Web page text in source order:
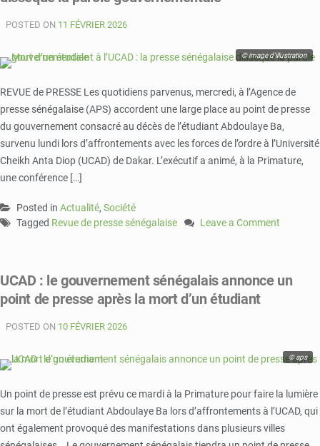
:
gouvernement
annonce
mesures
pour
apaiser
les
campus
POSTED ON 11 FÉVRIER 2026
© image d'illustration
REVUE de PRESSE Les quotidiens parvenus, mercredi, à l’Agence de
presse sénégalaise (APS) accordent une large place au point de presse
du gouvernement consacré au décès de l’étudiant Abdoulaye Ba,
survenu lundi lors d’affrontements avec les forces de l’ordre à l’Université
Cheikh Anta Diop (UCAD) de Dakar. L’exécutif a animé, à la Primature,
une conférence […]
Posted in Actualité, Société
Tagged Revue de presse sénégalaise
Leave a Comment
étudiant
à
presse
parole
gouvernementale
UCAD : le gouvernement sénégalais annonce un
point de presse après la mort d’un étudiant
POSTED ON 10 FÉVRIER 2026
© aps
Un point de presse est prévu ce mardi à la Primature pour faire la lumière
sur la mort de l’étudiant Abdoulaye Ba lors d’affrontements à l’UCAD, qui
ont également provoqué des manifestations dans plusieurs villes